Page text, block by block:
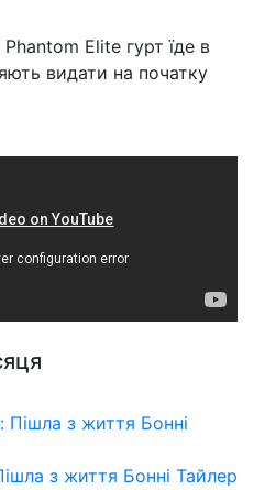
Elite гурт їде в
видати на початку
з життя Бонні Тайлер